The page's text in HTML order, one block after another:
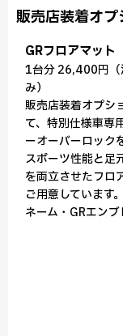
販売店装着オプ
GRフロアマット
1台分 26,400円（
み）
販売店装着オプシ
て、特別仕様車専
ーオーバーロック
スポーツ性能と足
を両立させたフロ
ご用意しています
ネーム・GRエンブ